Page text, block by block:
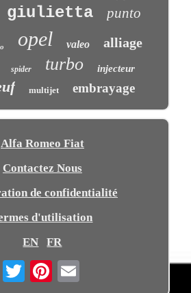
giulietta punto
opel valeo alliage
spider turbo injecteur
multijet embrayage
Alfa Romeo Fiat
Contactez Nous
de confidentialité
d'utilisation
EN
FR